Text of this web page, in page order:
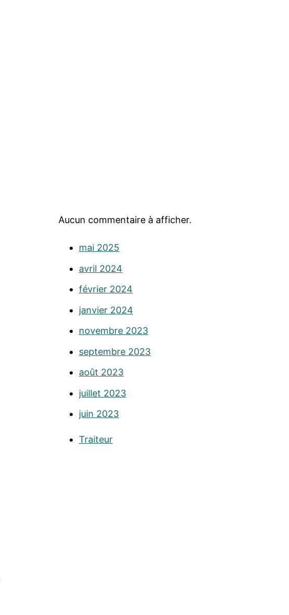
Aucun commentaire à afficher.
mai 2025
avril 2024
février 2024
janvier 2024
novembre 2023
septembre 2023
août 2023
juillet 2023
juin 2023
Traiteur